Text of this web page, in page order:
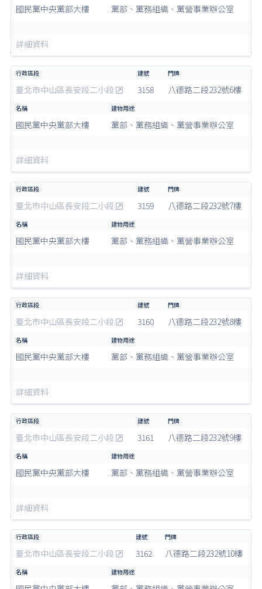
國民黨中央黨部大樓 黨部、黨務組織、黨營事業辦公室
詳細資料
臺北市中山區長安段二小段 3158 八德路二段232號6樓
國民黨中央黨部大樓 黨部、黨務組織、黨營事業辦公室
詳細資料
臺北市中山區長安段二小段 3159 八德路二段232號7樓
國民黨中央黨部大樓 黨部、黨務組織、黨營事業辦公室
詳細資料
臺北市中山區長安段二小段 3160 八德路二段232號8樓
國民黨中央黨部大樓 黨部、黨務組織、黨營事業辦公室
詳細資料
臺北市中山區長安段二小段 3161 八德路二段232號9樓
國民黨中央黨部大樓 黨部、黨務組織、黨營事業辦公室
詳細資料
臺北市中山區長安段二小段 3162 八德路二段232號10樓